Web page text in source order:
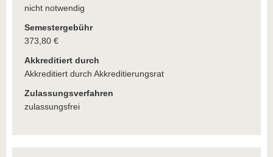
nicht notwendig
Semestergebühr
373,80 €
Akkreditiert durch
Akkreditiert durch Akkreditierungsrat
Zulassungsverfahren
zulassungsfrei